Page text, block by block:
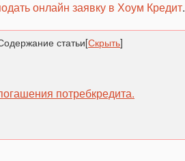
онлайн заявку в Хоум Кредит.
статьи[Скрыть]
потребкредита.